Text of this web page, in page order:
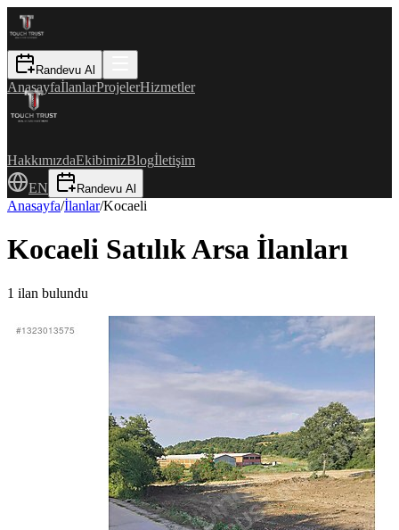
Randevu Al
AnasayfaİlanlarProjelerHizmetler
HakkımızdaEkibimizBlogİletişim
EN
Randevu Al
Anasayfa/İlanlar/Kocaeli
Kocaeli Satılık Arsa İlanları
1 ilan bulundu